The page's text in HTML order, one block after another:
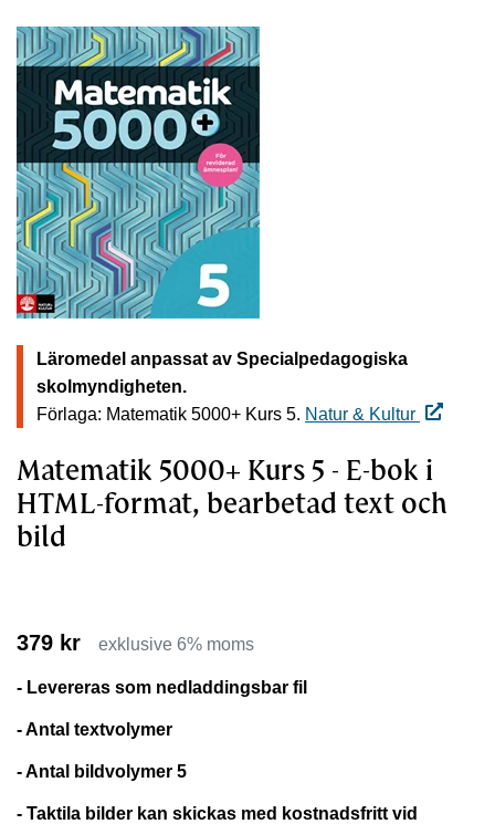
Läromedel anpassat av Specialpedagogiska
skolmyndigheten.
Förlaga: Matematik 5000+ Kurs 5. Natur & Kultur
Matematik 5000+ Kurs 5 - E-bok i
HTML-format, bearbetad text och
bild
379 kr exklusive 6% moms
- Levereras som nedladdingsbar fil
- Antal textvolymer
- Antal bildvolymer 5
- Taktila bilder kan skickas med kostnadsfritt vid